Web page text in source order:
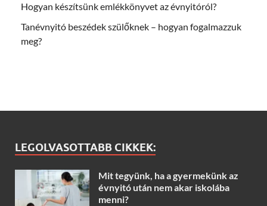
Hogyan készítsünk emlékkönyvet az évnyitóról?
Tanévnyitó beszédek szülőknek – hogyan fogalmazzuk
meg?
LEGOLVASOTTABB CIKKEK:
Mit tegyünk, ha a gyermekünk az
évnyitó után nem akar iskolába
menni?